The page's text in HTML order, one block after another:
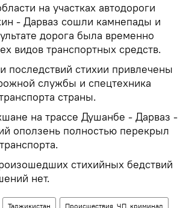
на участках автодороги
- Дарваз сошли камнепады и
дорога была временно
видов транспортных средств.
последствий стихии привлечены
службы и спецтехника
страны.
на трассе Душанбе - Дарваз -
оползень полностью перекрыл
стихийных бедствий
нет.
Таджикистан Происшествия, ЧП, криминал